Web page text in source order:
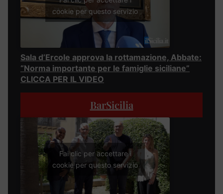
cookie per questo servizio
Sala d’Ercole approva la rottamazione, Abbate:
“Norma importante per le famiglie siciliane”
CLICCA PER IL VIDEO
BarSicilia
Fai clic per accettare i
cookie per questo servizio